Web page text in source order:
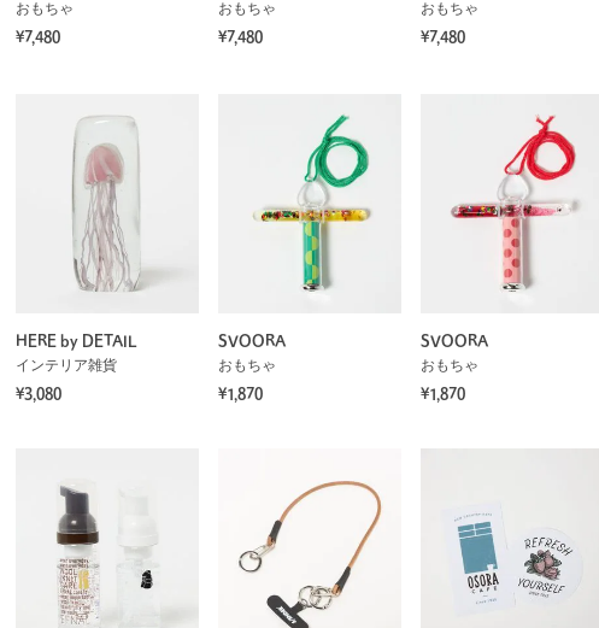
おもちゃ
¥7,480
おもちゃ
¥7,480
おもちゃ
¥7,480
HERE by DETAIL
インテリア雑貨
¥3,080
SVOORA
おもちゃ
¥1,870
SVOORA
おもちゃ
¥1,870